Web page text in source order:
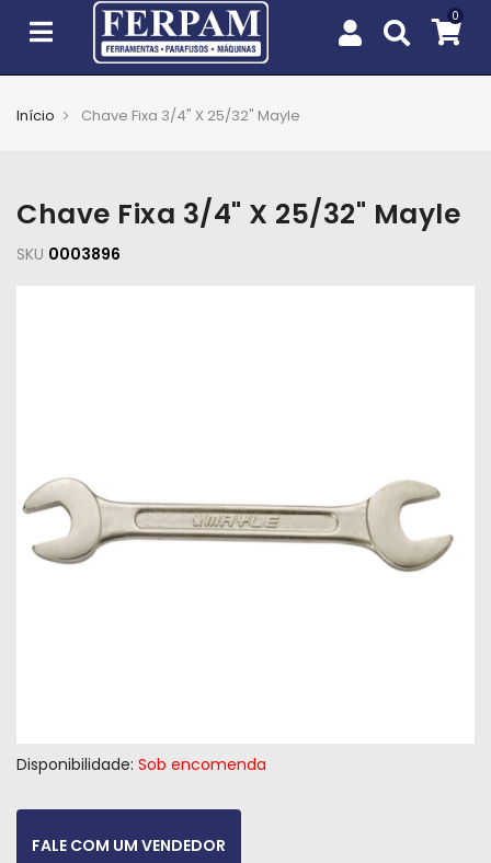
e
Jardim
Máquinas
Iluminação
Materiais
Pneumáticos
Início Chave Fixa 3/4" X 25/32" Mayle
Chave Fixa 3/4" X 25/32" Mayle
SKU 0003896
Disponibilidade: Sob encomenda
FALE COM UM VENDEDOR